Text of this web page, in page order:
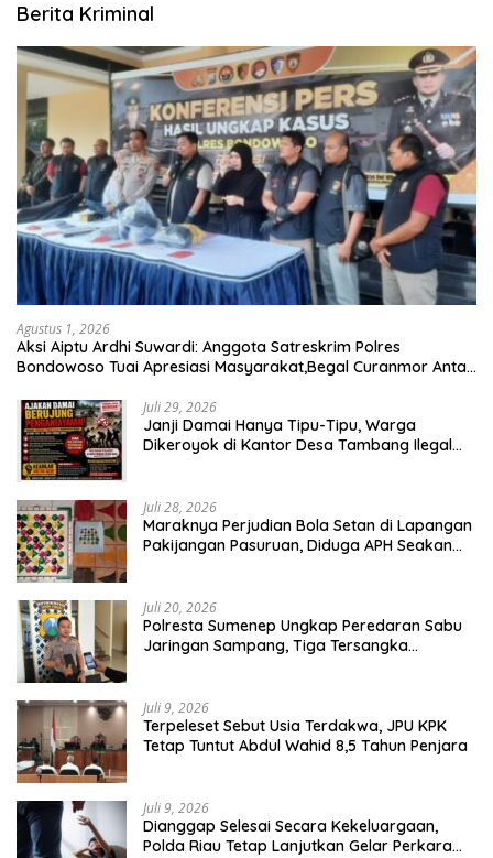
Berita Kriminal
Agustus 1, 2026
Aksi Aiptu Ardhi Suwardi: Anggota Satreskrim Polres
Bondowoso Tuai Apresiasi Masyarakat,Begal Curanmor Antar
Juli 29, 2026
Janji Damai Hanya Tipu-Tipu, Warga
Dikeroyok di Kantor Desa Tambang Ilegal
Juli 28, 2026
Maraknya Perjudian Bola Setan di Lapangan
Pakijangan Pasuruan, Diduga APH Seakan
Juli 20, 2026
Polresta Sumenep Ungkap Peredaran Sabu
Jaringan Sampang, Tiga Tersangka
Juli 9, 2026
Terpeleset Sebut Usia Terdakwa, JPU KPK
Tetap Tuntut Abdul Wahid 8,5 Tahun Penjara
Juli 9, 2026
Dianggap Selesai Secara Kekeluargaan,
Polda Riau Tetap Lanjutkan Gelar Perkara